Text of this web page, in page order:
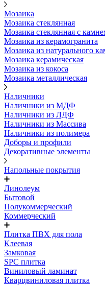
Мозаика
Мозаика стеклянная
Мозаика стеклянная с
Мозаика из керамогранита
Мозаика из натурального
Мозаика керамическая
Мозаика из кокоса
Мозаика металлическая
Наличники
Наличники из МДФ
Наличники из ЛДФ
Наличники из Массива
Наличники из полимера
Доборы и профили
Декоративные элементы
Напольные покрытия
Линолеум
Бытовой
Полукоммерческий
Коммерческий
Плитка ПВХ для пола
Клеевая
Замковая
SPC плитка
Виниловый ламинат
Кварцвиниловая плитка